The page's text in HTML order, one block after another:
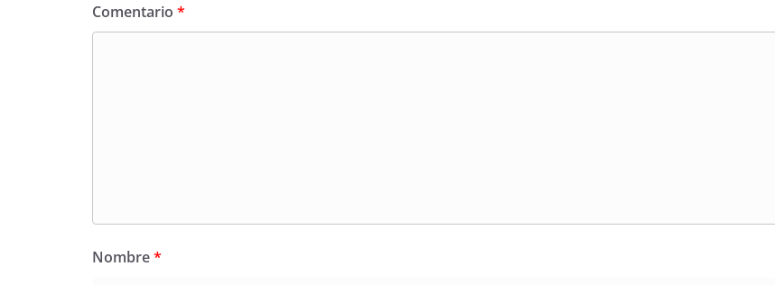
Comentario *
Nombre*